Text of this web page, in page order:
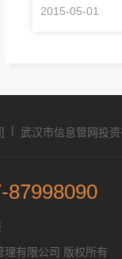
2015-05-01
| 武汉市信息管网投
87998090
有限公司 版权所有